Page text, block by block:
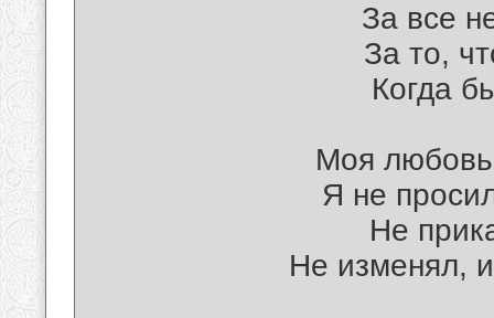
За все
За то,
Когда
Моя
Я не
Не
Не изменял,